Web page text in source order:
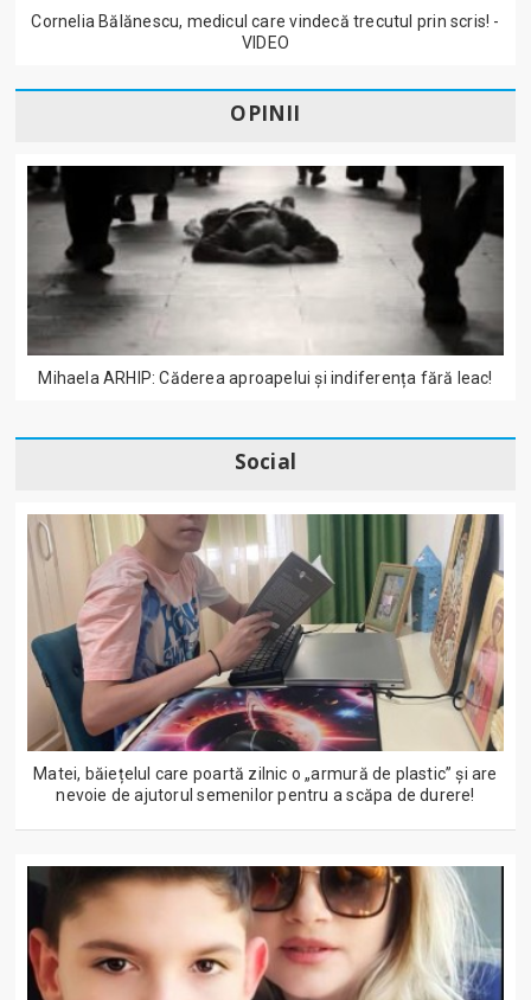
Cornelia Bălănescu, medicul care vindecă trecutul prin scris! -
VIDEO
OPINII
Mihaela ARHIP: Căderea aproapelui și indiferența fără leac!
Social
Matei, băiețelul care poartă zilnic o „armură de plastic” și are
nevoie de ajutorul semenilor pentru a scăpa de durere!